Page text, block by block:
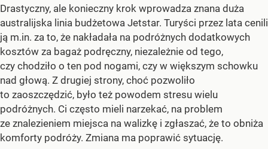
Drastyczny, ale konieczny krok wprowadza znana duża
australijska linia budżetowa Jetstar. Turyści przez lata cenili
ją m.in. za to, że nakładała na podróżnych dodatkowych
kosztów za bagaż podręczny, niezależnie od tego,
czy chodziło o ten pod nogami, czy w większym schowku
nad głową. Z drugiej strony, choć pozwoliło
to zaoszczędzić, było też powodem stresu wielu
podróżnych. Ci często mieli narzekać, na problem
ze znalezieniem miejsca na walizkę i zgłaszać, że to obniża
komforty podróży. Zmiana ma poprawić sytuację.